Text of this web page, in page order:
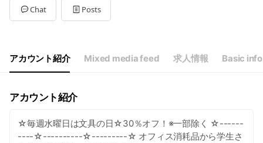
Tue09:00 - 19:00,00:00 - 00:00
Wed09:00 - 20:00
10:00 - 19:00
Chat Posts
アカウント紹介 Mixed media feed 求人情報 Basic info
アカウント紹介
☆毎週水曜日は文具の日☆30％オフ！※一部除く ☆------
----☆----------☆---------☆ オフィス消耗品から学生さ